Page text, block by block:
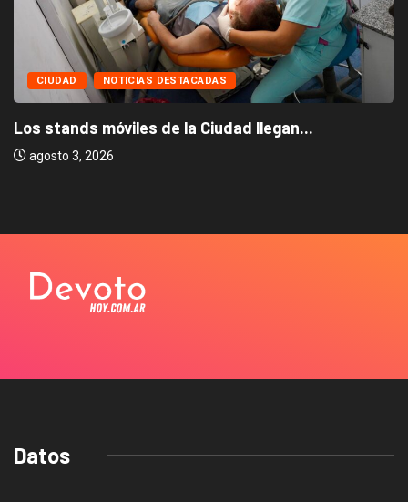
CIUDAD NOTICIAS DESTACADAS
Los stands móviles de la Ciudad llegan...
agosto 3, 2026
Datos